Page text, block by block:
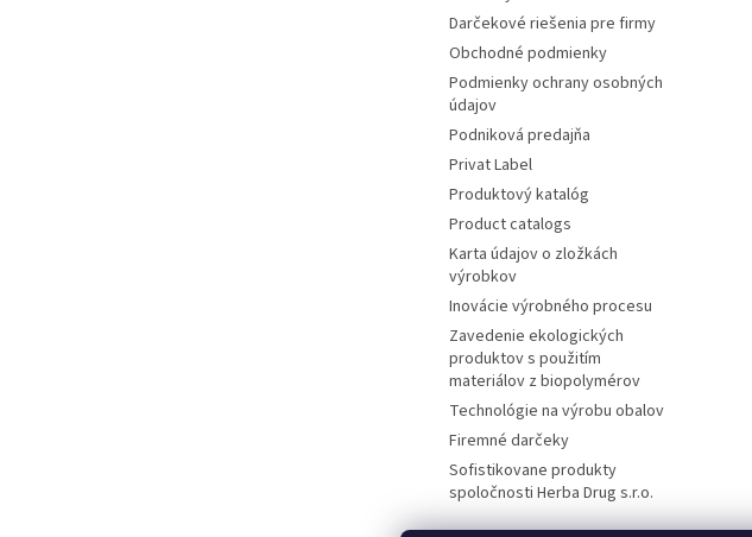
Darčekové riešenia pre firmy
Obchodné podmienky
Podmienky ochrany osobných
údajov
Podniková predajňa
Privat Label
Produktový katalóg
Product catalogs
Karta údajov o zložkách
výrobkov
Inovácie výrobného procesu
Zavedenie ekologických
produktov s použitím
materiálov z biopolymérov
Technológie na výrobu obalov
Firemné darčeky
Sofistikovane produkty
spoločnosti Herba Drug s.r.o.